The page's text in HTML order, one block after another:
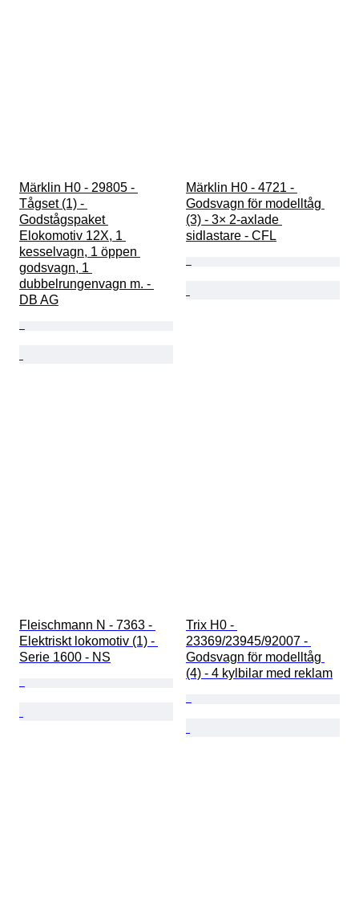
Märklin H0 - 29805 -
Tågset (1) -
Godstågspaket
Elokomotiv 12X, 1
kesselvagn, 1 öppen
godsvagn, 1
dubbelrungenvagn m. -
DB AG
Märklin H0 - 4721 -
Godsvagn för modelltåg
(3) - 3× 2-axlade
sidlastare - CFL
Fleischmann N - 7363 -
Elektriskt lokomotiv (1) -
Serie 1600 - NS
Trix H0 -
23369/23945/92007 -
Godsvagn för modelltåg
(4) - 4 kylbilar med reklam